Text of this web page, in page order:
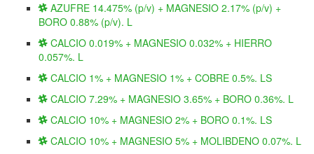
AZUFRE 14.475% (p/v) + MAGNESIO 2.17% (p/v) +
BORO 0.88% (p/v). L
CALCIO 0.019% + MAGNESIO 0.032% + HIERRO
0.057%. L
CALCIO 1% + MAGNESIO 1% + COBRE 0.5%. LS
CALCIO 7.29% + MAGNESIO 3.65% + BORO 0.36%. L
CALCIO 10% + MAGNESIO 2% + BORO 0.1%. LS
CALCIO 10% + MAGNESIO 5% + MOLIBDENO 0.07%. L